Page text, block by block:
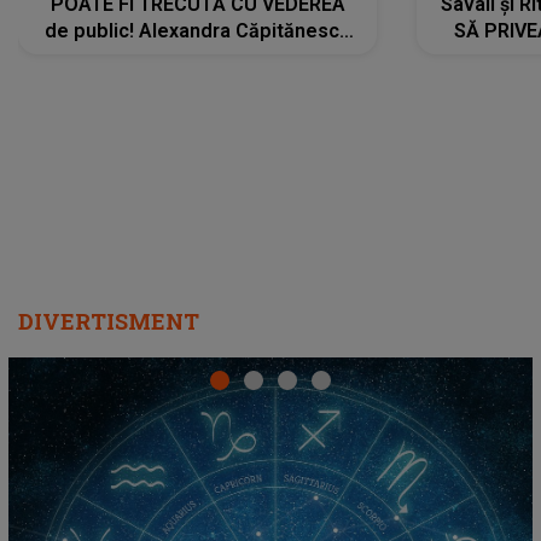
de public! Alexandra Căpitănescu
SĂ
DIVERTISMENT